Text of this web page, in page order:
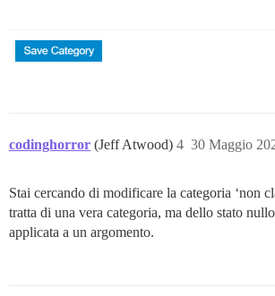
codinghorror (Jeff Atwood) 30 Maggio
4
Stai cercando di modificare la categoria ‘non
tratta di una vera categoria, ma dello stato
applicata a un argomento.